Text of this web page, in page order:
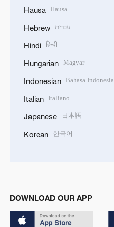
Hausa Hausa
Hebrew עברית
Hindi हिन्दी
Hungarian Magyar
Indonesian Bahasa Indonesia
Italian Italiano
Japanese 日本語
Korean 한국어
DOWNLOAD OUR APP